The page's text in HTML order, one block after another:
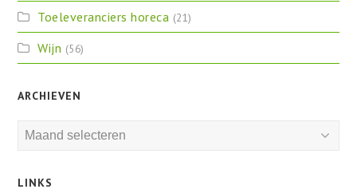
Toeleveranciers horeca (21)
Wijn (56)
ARCHIEVEN
Archieven
LINKS